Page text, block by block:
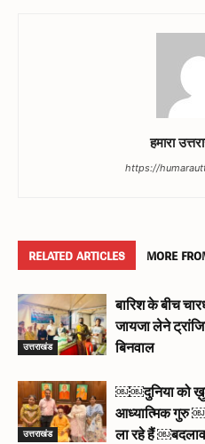
हमारा
https://
RELATED ARTICLES MORE
उत्तराखंड
बारिश के बीच
जायजा लेने
बिनवाल
उत्तराखंड
￼￼दुनिया को
आध्यात्मिक गुरु
ला रहे हैं